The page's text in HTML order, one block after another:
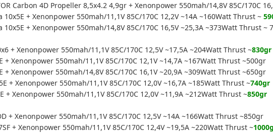
Carbon 4D Propeller 8,5x4.2 4,9gr + Xenonpower 550mah/14,8V 85C/170C
10x5E + Xenonpower 550mah/11,1V 85C/170C 12,2V ~14A ~160Watt Thrust ~
10x5E + Xenonpower 550mah/14,8V 85C/170C 16,5V ~25,3A ~373Watt Thrust ~
+ Xenonpower 550mah/11,1V 85C/170C 12,5V ~17,5A ~204Watt Thrust ~830gr
+ Xenonpower 550mah/11,1V 85C/170C 12,1V ~14,7A ~167Watt Thrust ~500gr
+ Xenonpower 550mah/14,8V 85C/170C 16,1V ~20,9A ~309Watt Thrust ~650gr
+ Xenonpower 550mah/11,1V 85C/170C 12,0V ~16,7A ~185Watt Thrust ~740gr
+ Xenonpower 550mah/11,1V 85C/170C 12,0V ~11,9A ~212Watt Thrust ~850gr
+ Xenonpower 550mah/11,1V 85C/170C 12,5V ~14A ~166Watt Thrust ~850gr
+ Xenonpower 550mah/11,1V 85C/170C 12,4V ~19,5A ~220Watt Thrust ~